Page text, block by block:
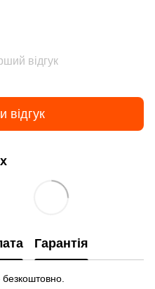
відгук
відгук
Гарантія